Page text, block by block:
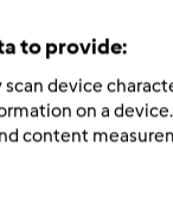
#6
ormai 12 giorni
che lievita in
giorni ho paura
La mia
to provide:
device
on a
content